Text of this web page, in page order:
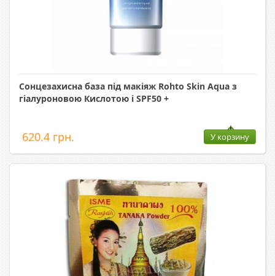
Сонцезахисна база під макіяж Rohto Skin Aqua з
гіалуроновою Кислотою і SPF50 +
620.4 грн. У корзину